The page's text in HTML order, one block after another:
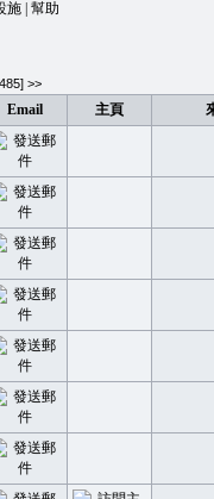
施 幫助
>>
Email 主頁